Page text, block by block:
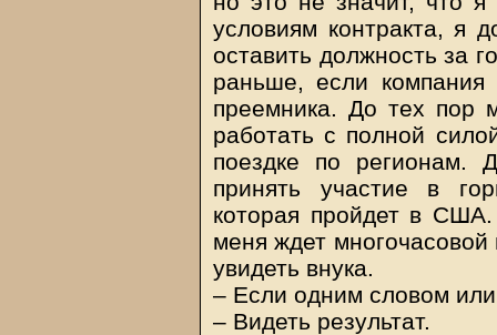
условиям контракта, я
оставить должность за
раньше, если компания
преемника. До тех пор
работать с полной
поездке по регионам.
принять участие в
которая пройдет в
меня ждет многочасовой
увидеть внука.
– Если одним словом
– Видеть результат.